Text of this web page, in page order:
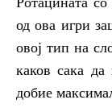
од ова игри
овој тип на
каков сака
добие